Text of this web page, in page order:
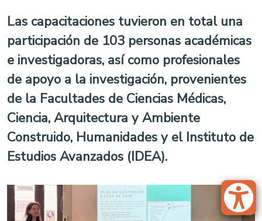
Las capacitaciones tuvieron en total una
participación de 103 personas académicas
e investigadoras, así como profesionales
de apoyo a la investigación, provenientes
de la Facultades de Ciencias Médicas,
Ciencia, Arquitectura y Ambiente
Construido, Humanidades y el Instituto de
Estudios Avanzados (IDEA).